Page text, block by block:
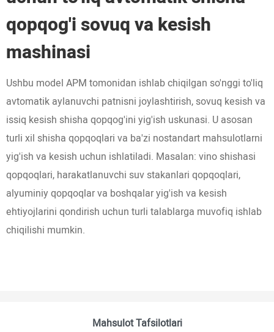
qopqog'i sovuq va kesish
mashinasi
Ushbu model APM tomonidan ishlab chiqilgan so'nggi to'liq
avtomatik aylanuvchi patnisni joylashtirish, sovuq kesish va
issiq kesish shisha qopqog'ini yig'ish uskunasi. U asosan
turli xil shisha qopqoqlari va ba'zi nostandart mahsulotlarni
yig'ish va kesish uchun ishlatiladi. Masalan: vino shishasi
qopqoqlari, harakatlanuvchi suv stakanlari qopqoqlari,
alyuminiy qopqoqlar va boshqalar yig'ish va kesish
ehtiyojlarini qondirish uchun turli talablarga muvofiq ishlab
chiqilishi mumkin.
Mahsulot Tafsilotlari